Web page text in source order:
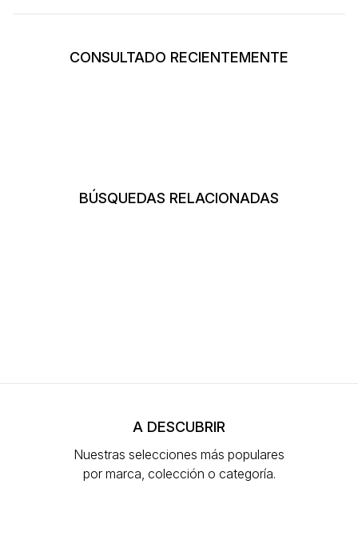
CONSULTADO RECIENTEMENTE
BÚSQUEDAS RELACIONADAS
A DESCUBRIR
Nuestras selecciones más populares
por marca, colección o categoría.